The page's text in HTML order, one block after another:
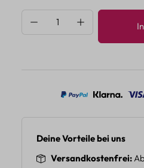
Produkt Anzahl:
Deine Vorteile bei uns
Versandkostenfrei